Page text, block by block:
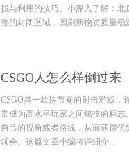
找与利用的技巧。小深入了解：
整的封闭区域，因刷新物资质量稳
CSGO人怎么样倒过来
CSGO是一款快节奏的射击游戏，
常成为高水平玩家之间炫技的标
自己的视角或者路线，从而获得
领会。这篇文章小编将详细介...